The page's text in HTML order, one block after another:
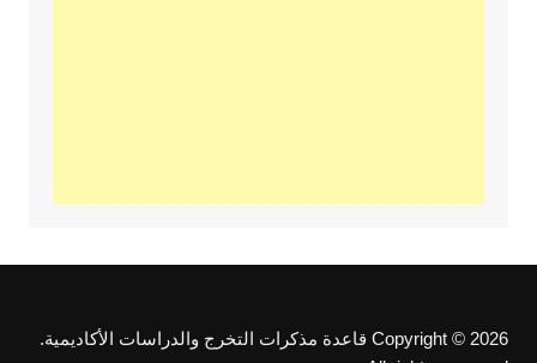
Copyright © 2026 قاعدة مذكرات التخرج والدراسات الأكاديمية.